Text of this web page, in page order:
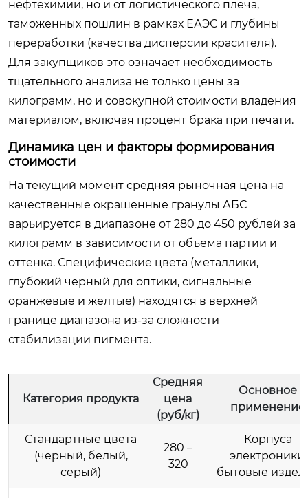
нефтехимии, но и от логистического плеча,
таможенных пошлин в рамках ЕАЭС и глубины
переработки (качества дисперсии красителя).
Для закупщиков это означает необходимость
тщательного анализа не только цены за
килограмм, но и совокупной стоимости владения
материалом, включая процент брака при печати.
Динамика цен и факторы формирования
стоимости
На текущий момент средняя рыночная цена на
качественные окрашенные гранулы АБС
варьируется в диапазоне от 280 до 450 рублей за
килограмм в зависимости от объема партии и
оттенка. Специфические цвета (металлики,
глубокий черный для оптики, сигнальные
оранжевые и желтые) находятся в верхней
границе диапазона из-за сложности
стабилизации пигмента.
Категория продукта
Средняя
цена
(руб/кг)
Основное
применение
Стандартные цвета
(черный, белый,
серый)
280 –
320
Корпуса
электроники,
бытовые